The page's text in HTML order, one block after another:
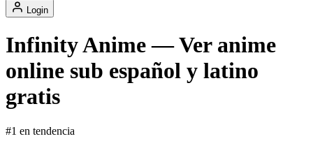
Login
Infinity Anime — Ver anime
online sub español y latino
gratis
#1 en tendencia